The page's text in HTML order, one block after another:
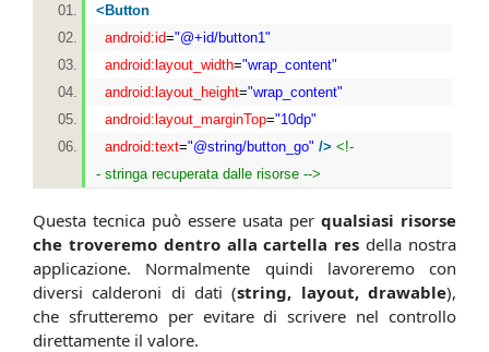
< Button
android:id="@+id/button1"
android:layout_width="wrap_content"
android:layout_height="wrap_content"
android:layout_marginTop="10dp"
android:text="@string/button_go" /> <!-
- stringa recuperata dalle risorse -->
Questa tecnica può essere usata per qualsiasi risorse
che troveremo dentro alla cartella res della nostra
applicazione. Normalmente quindi lavoreremo con
diversi calderoni di dati (string, layout, drawable),
che sfrutteremo per evitare di scrivere nel controllo
direttamente il valore.